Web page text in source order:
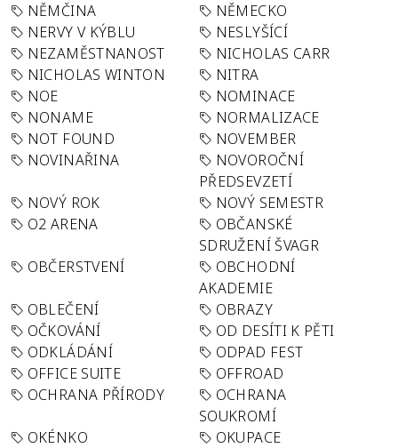
NĚMČINA
NĚMECKO
NERVY V KÝBLU
NESLYŠÍCÍ
NEZAMĚSTNANOST
NICHOLAS CARR
NICHOLAS WINTON
NITRA
NOE
NOMINACE
NONAME
NORMALIZACE
NOT FOUND
NOVEMBER
NOVINAŘINA
NOVOROČNÍ
PŘEDSEVZETÍ
NOVÝ ROK
NOVÝ SEMESTR
O2 ARENA
OBČANSKÉ
SDRUŽENÍ ŠVAGR
OBČERSTVENÍ
OBCHODNÍ
AKADEMIE
OBLEČENÍ
OBRAZY
OČKOVÁNÍ
OD DESÍTI K PĚTI
ODKLÁDÁNÍ
ODPAD FEST
OFFICE SUITE
OFFROAD
OCHRANA PŘÍRODY
OCHRANA
SOUKROMÍ
OKÉNKO
OKUPACE